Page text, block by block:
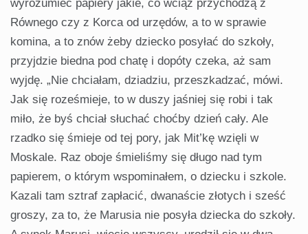
wyrozumieć papiery jakie, co wciąż przychodzą z
Równego czy z Korca od urzędów, a to w sprawie
komina, a to znów żeby dziecko posyłać do szkoły,
przyjdzie biedna pod chatę i dopóty czeka, aż sam
wyjdę. „Nie chciałam, dziadziu, przeszkadzać, mówi.
Jak się roześmieje, to w duszy jaśniej się robi i tak
miło, że byś chciał słuchać choćby dzień cały. Ale
rzadko się śmieje od tej pory, jak Mit’kę wzięli w
Moskale. Raz oboje śmieliśmy się długo nad tym
papierem, o którym wspominałem, o dziecku i szkole.
Kazali tam sztraf zapłacić, dwanaście złotych i sześć
groszy, za to, że Marusia nie posyła dziecka do szkoły.